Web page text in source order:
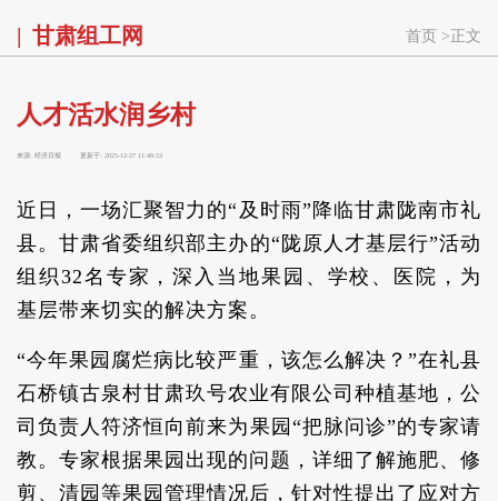
甘肃组工网 首页 > 正文
人才活水润乡村
来源: 经济日报 更新于: 2025-12-27 11:49:53
近日，一场汇聚智力的“及时雨”降临甘肃陇南市礼
县。甘肃省委组织部主办的“陇原人才基层行”活动
组织32名专家，深入当地果园、学校、医院，为
基层带来切实的解决方案。
“今年果园腐烂病比较严重，该怎么解决？”在礼县
石桥镇古泉村甘肃玖号农业有限公司种植基地，公
司负责人符济恒向前来为果园“把脉问诊”的专家请
教。专家根据果园出现的问题，详细了解施肥、修
剪、清园等果园管理情况后，针对性提出了应对方